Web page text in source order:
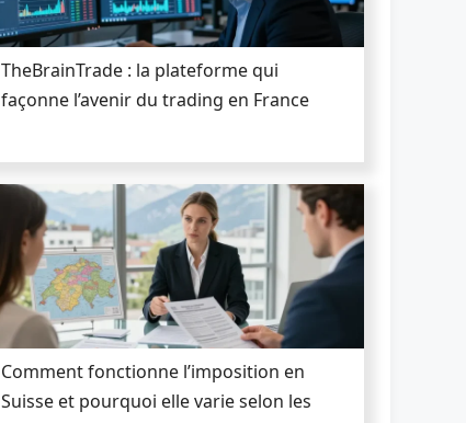
TheBrainTrade : la plateforme qui
façonne l’avenir du trading en France
Comment fonctionne l’imposition en
Suisse et pourquoi elle varie selon les